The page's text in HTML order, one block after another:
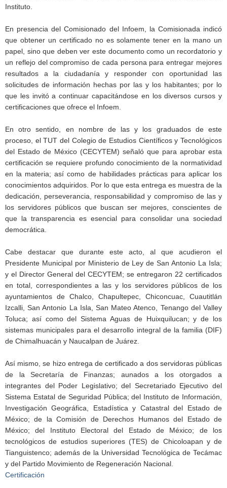
Instituto.
En presencia del Comisionado del Infoem, la Comisionada indicó
que obtener un certificado no es solamente tener en la mano un
papel, sino que deben ver este documento como un recordatorio y
un reflejo del compromiso de cada persona para entregar mejores
resultados a la ciudadanía y responder con oportunidad las
solicitudes de información hechas por las y los habitantes; por lo
que les invitó a continuar capacitándose en los diversos cursos y
certificaciones que ofrece el Infoem.
En otro sentido, en nombre de las y los graduados de este
proceso, el TUT del Colegio de Estudios Científicos y Tecnológicos
del Estado de México (CECYTEM) señaló que para aprobar esta
certificación se requiere profundo conocimiento de la normatividad
en la materia; así como de habilidades prácticas para aplicar los
conocimientos adquiridos. Por lo que esta entrega es muestra de la
dedicación, perseverancia, responsabilidad y compromiso de las y
los servidores públicos que buscan ser mejores, conscientes de
que la transparencia es esencial para consolidar una sociedad
democrática.
Cabe destacar que durante este acto, al que acudieron el
Presidente Municipal por Ministerio de Ley de San Antonio La Isla;
y el Director General del CECYTEM; se entregaron 22 certificados
en total, correspondientes a las y los servidores públicos de los
ayuntamientos de Chalco, Chapultepec, Chiconcuac, Cuautitlán
Izcalli, San Antonio La Isla, San Mateo Atenco, Tenango del Valley
Toluca; así como del Sistema Aguas de Huixquilucan; y de los
sistemas municipales para el desarrollo integral de la familia (DIF)
de Chimalhuacán y Naucalpan de Juárez.
Así mismo, se hizo entrega de certificado a dos servidoras públicas
de la Secretaría de Finanzas; aunados a los otorgados a
integrantes del Poder Legislativo; del Secretariado Ejecutivo del
Sistema Estatal de Seguridad Pública; del Instituto de Información,
Investigación Geográfica, Estadística y Catastral del Estado de
México; de la Comisión de Derechos Humanos del Estado de
México; del Instituto Electoral del Estado de México; de los
tecnológicos de estudios superiores (TES) de Chicoloapan y de
Tianguistenco; además de la Universidad Tecnológica de Tecámac
y del Partido Movimiento de Regeneración Nacional.
Certificación